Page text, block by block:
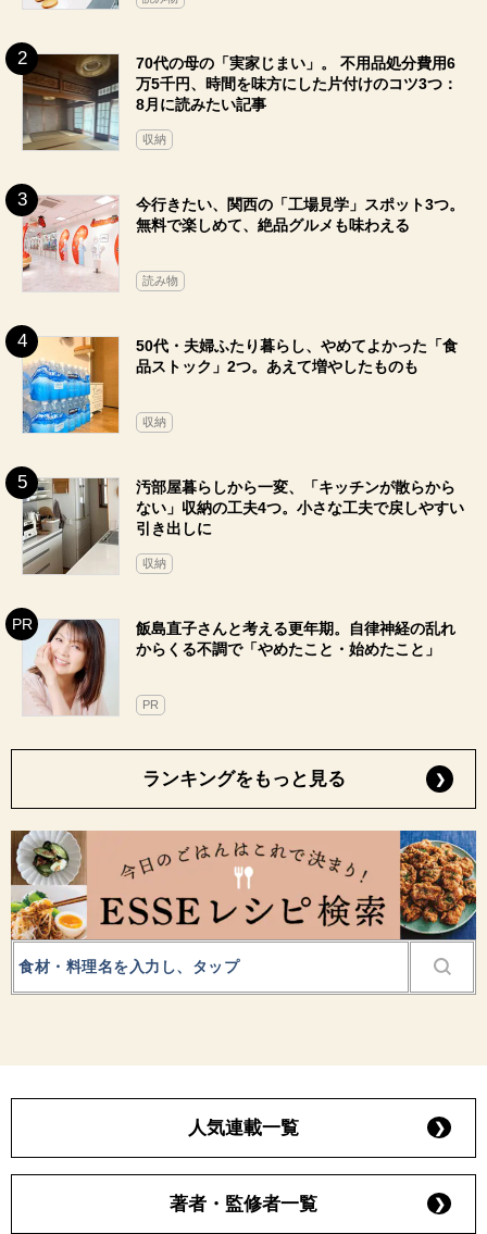
70代の母の「実家じまい」。 不用品処分費用6
万5千円、時間を味方にした片付けのコツ3つ：
8月に読みたい記事
収納
今行きたい、関西の「工場見学」スポット3つ。
無料で楽しめて、絶品グルメも味わえる
読み物
50代・夫婦ふたり暮らし、やめてよかった「食
品ストック」2つ。あえて増やしたものも
収納
汚部屋暮らしから一変、「キッチンが散らから
ない」収納の工夫4つ。小さな工夫で戻しやすい
引き出しに
収納
飯島直子さんと考える更年期。自律神経の乱れ
からくる不調で「やめたこと・始めたこと」
PR
ランキングをもっと見る
人気連載一覧
著者・監修者一覧